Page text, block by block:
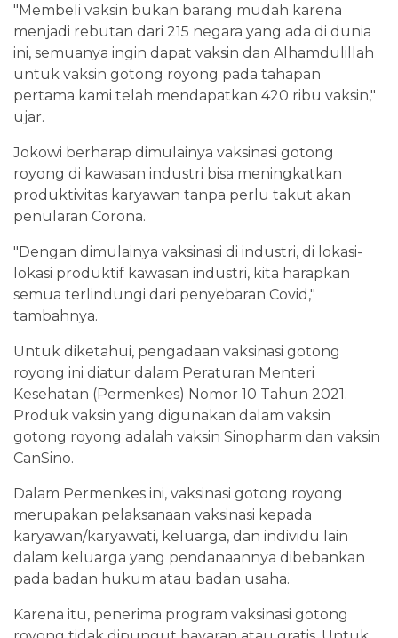
"Membeli vaksin bukan barang mudah karena
menjadi rebutan dari 215 negara yang ada di dunia
ini, semuanya ingin dapat vaksin dan Alhamdulillah
untuk vaksin gotong royong pada tahapan
pertama kami telah mendapatkan 420 ribu vaksin,"
ujar.
Jokowi berharap dimulainya vaksinasi gotong
royong di kawasan industri bisa meningkatkan
produktivitas karyawan tanpa perlu takut akan
penularan Corona.
"Dengan dimulainya vaksinasi di industri, di lokasi-
lokasi produktif kawasan industri, kita harapkan
semua terlindungi dari penyebaran Covid,"
tambahnya.
Untuk diketahui, pengadaan vaksinasi gotong
royong ini diatur dalam Peraturan Menteri
Kesehatan (Permenkes) Nomor 10 Tahun 2021.
Produk vaksin yang digunakan dalam vaksin
gotong royong adalah vaksin Sinopharm dan vaksin
CanSino.
Dalam Permenkes ini, vaksinasi gotong royong
merupakan pelaksanaan vaksinasi kepada
karyawan/karyawati, keluarga, dan individu lain
dalam keluarga yang pendanaannya dibebankan
pada badan hukum atau badan usaha.
Karena itu, penerima program vaksinasi gotong